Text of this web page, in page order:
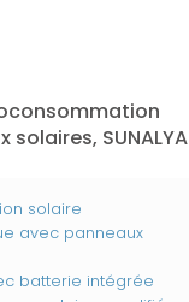
SUNALYA
solaire
avec panneaux
batterie intégrée